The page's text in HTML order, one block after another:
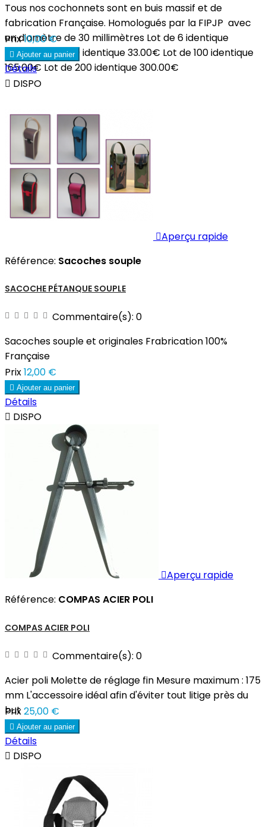
Tous nos cochonnets sont en buis massif et de
fabrication Française. Homologués par la FIPJP avec
un diamètre de 30 millimètres Lot de 6 identique
10.00€ Lot de 20 identique 33.00€ Lot de 100 identique
165.00€ Lot de 200 identique 300.00€
Prix10,00 €
 Ajouter au panier
Détails
 DISPO
Aperçu rapide
Référence: Sacoches souple
SACOCHE PÉTANQUE SOUPLE
Commentaire(s): 0
Sacoches souple et originales Frabrication 100%
Française
Prix12,00 €
 Ajouter au panier
Détails
 DISPO
Aperçu rapide
Référence: COMPAS ACIER POLI
COMPAS ACIER POLI
Commentaire(s): 0
Acier poli Molette de réglage fin Mesure maximum : 175
mm L'accessoire idéal afin d'éviter tout litige près du
but
Prix25,00 €
 Ajouter au panier
Détails
 DISPO